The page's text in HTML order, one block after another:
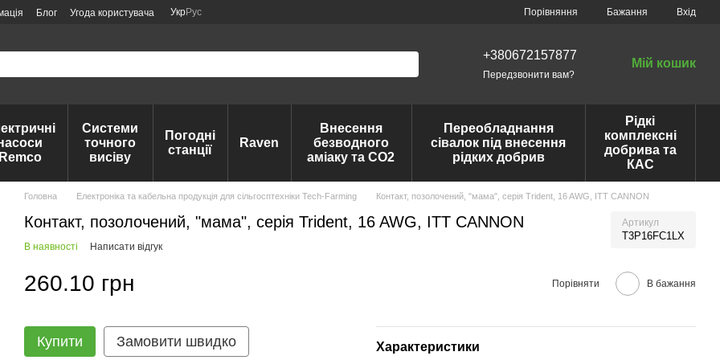
Блог Угода користувача УкрРус Порівняння Бажання Вхід
+380672157877
Передзвонити вам?
Мій кошик
Remco
Системи
точного
висіву
Погодні
станції
Raven
Внесення
безводного
аміаку та CO2
Переобладнання
сівалок під внесення
рідких добрив
Рідкі
комплексні
добрива та
КАС
Головна Електроніка та кабельна продукція для сільгосптехніки Tech-Farming Контакт, позолочений, "мама", серія Trident, 16 AWG, ITT CANNON
Контакт, позолочений, "мама", серія Trident, 16 AWG, ITT CANNON Артикул
T3P16FC1LX
В наявності Написати відгук
260.10 грн Порівняти В бажання
Купити Замовити швидко Характеристики